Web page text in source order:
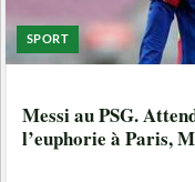
SPORT
Messi au PSG.
l’euphorie à Paris,